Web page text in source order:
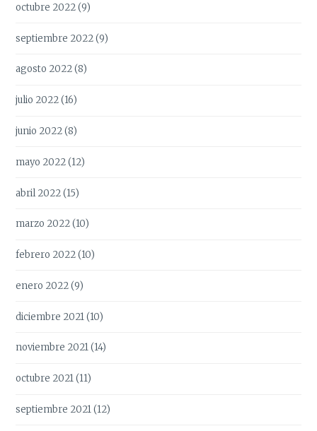
octubre 2022(9)
septiembre 2022(9)
agosto 2022(8)
julio 2022(16)
junio 2022(8)
mayo 2022(12)
abril 2022(15)
marzo 2022(10)
febrero 2022(10)
enero 2022(9)
diciembre 2021(10)
noviembre 2021(14)
octubre 2021(11)
septiembre 2021(12)